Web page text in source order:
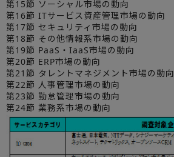
第15節 ソーシャル市場の動向
第16節 ITサービス資産管理市場の動向
第17節 セキュリティ市場の動向
第18節 その他情報系市場の動向
第19節 PaaS・IaaS市場の動向
第20節 ERP市場の動向
第21節 タレントマネジメント市場の動向
第22節 人事管理市場の動向
第23節 勤怠管理市場の動向
第24節 業務系市場の動向